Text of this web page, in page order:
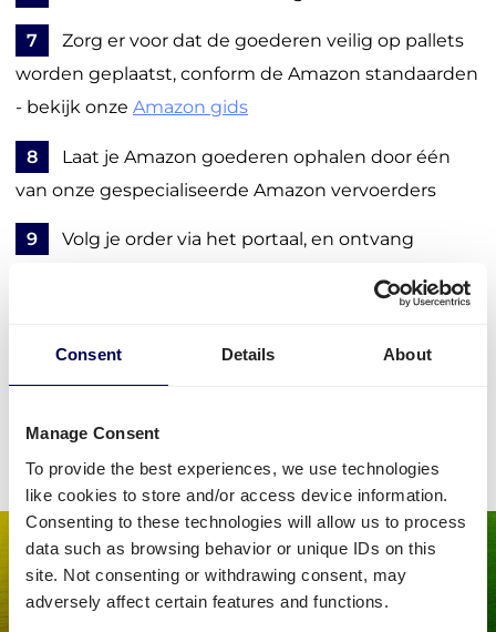
Consent Details About
Manage Consent
To provide the best experiences, we use technologies
like cookies to store and/or access device information.
Consenting to these technologies will allow us to process
data such as browsing behavior or unique IDs on this
site. Not consenting or withdrawing consent, may
adversely affect certain features and functions.
7
Zorg er voor dat de goederen veilig op pallets
worden geplaatst, conform de Amazon standaarden
- bekijk onze Amazon gids
8
Laat je Amazon goederen ophalen door één
van onze gespecialiseerde Amazon vervoerders
9
Volg je order via het portaal, en ontvang
Regel je vervoer